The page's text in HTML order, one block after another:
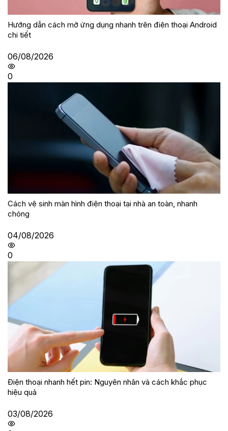
Hướng dẫn cách mở ứng dụng nhanh trên điện thoại Android
chi tiết
06/08/2026
0
Cách vệ sinh màn hình điện thoại tại nhà an toàn, nhanh
chóng
04/08/2026
0
Điện thoại nhanh hết pin: Nguyên nhân và cách khắc phục
hiệu quả
03/08/2026